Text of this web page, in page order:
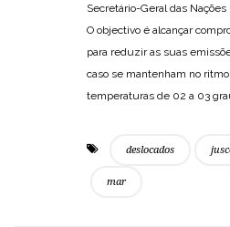
Secretário-Geral das
O objectivo é alcançar
para reduzir as suas
caso se mantenham no
temperaturas de 02 a 03
deslocados
mar